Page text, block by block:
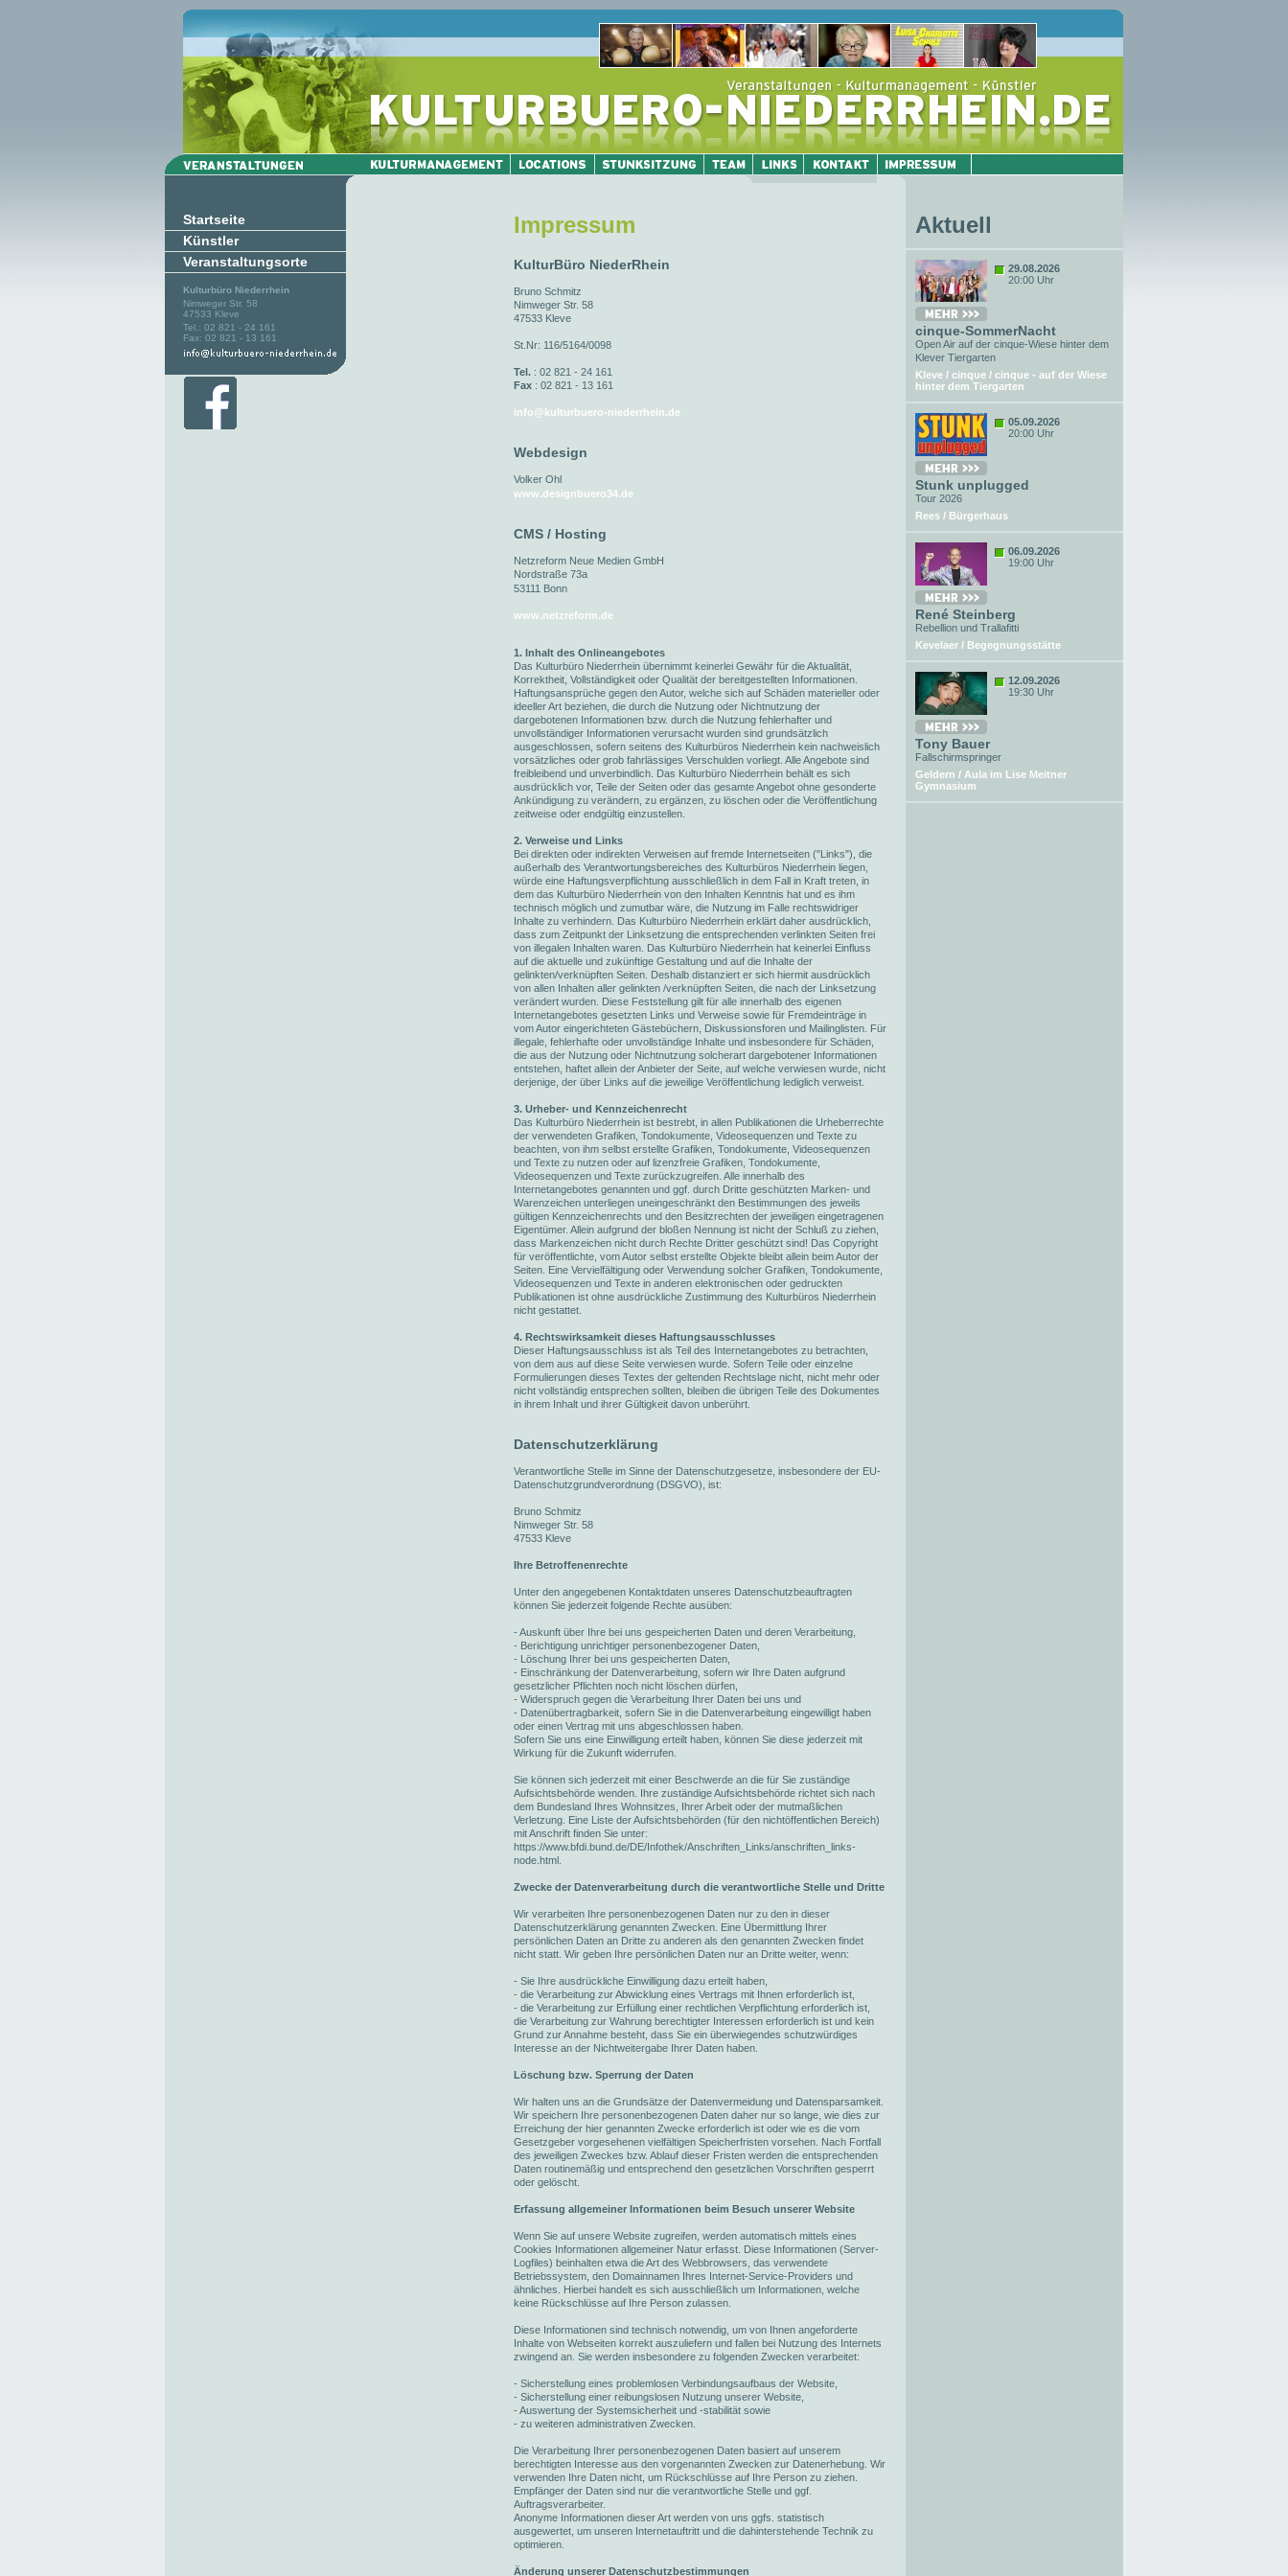
Startseite
Künstler
Veranstaltungsorte
Kulturbüro Niederrhein
Nimweger Str. 58
47533 Kleve
Tel.: 02 821 - 24 161
Fax: 02 821 - 13 161
Impressum
KulturBüro NiederRhein
Bruno Schmitz
Nimweger Str. 58
47533 Kleve
St.Nr: 116/5164/0098
Tel. : 02 821 - 24 161
Fax : 02 821 - 13 161
info@kulturbuero-niederrhein.de
Webdesign
Volker Ohl
www.designbuero34.de
CMS / Hosting
Netzreform Neue Medien GmbH
Nordstraße 73a
53111 Bonn
www.netzreform.de
1. Inhalt des Onlineangebotes
Das Kulturbüro Niederrhein übernimmt keinerlei Gewähr für die Aktualität,
Korrektheit, Vollständigkeit oder Qualität der bereitgestellten Informationen.
Haftungsansprüche gegen den Autor, welche sich auf Schäden materieller oder
ideeller Art beziehen, die durch die Nutzung oder Nichtnutzung der
dargebotenen Informationen bzw. durch die Nutzung fehlerhafter und
unvollständiger Informationen verursacht wurden sind grundsätzlich
ausgeschlossen, sofern seitens des Kulturbüros Niederrhein kein nachweislich
vorsätzliches oder grob fahrlässiges Verschulden vorliegt. Alle Angebote sind
freibleibend und unverbindlich. Das Kulturbüro Niederrhein behält es sich
ausdrücklich vor, Teile der Seiten oder das gesamte Angebot ohne gesonderte
Ankündigung zu verändern, zu ergänzen, zu löschen oder die Veröffentlichung
zeitweise oder endgültig einzustellen.
2. Verweise und Links
Bei direkten oder indirekten Verweisen auf fremde Internetseiten ("Links"), die
außerhalb des Verantwortungsbereiches des Kulturbüros Niederrhein liegen,
würde eine Haftungsverpflichtung ausschließlich in dem Fall in Kraft treten, in
dem das Kulturbüro Niederrhein von den Inhalten Kenntnis hat und es ihm
technisch möglich und zumutbar wäre, die Nutzung im Falle rechtswidriger
Inhalte zu verhindern. Das Kulturbüro Niederrhein erklärt daher ausdrücklich,
dass zum Zeitpunkt der Linksetzung die entsprechenden verlinkten Seiten frei
von illegalen Inhalten waren. Das Kulturbüro Niederrhein hat keinerlei Einfluss
auf die aktuelle und zukünftige Gestaltung und auf die Inhalte der
gelinkten/verknüpften Seiten. Deshalb distanziert er sich hiermit ausdrücklich
von allen Inhalten aller gelinkten /verknüpften Seiten, die nach der Linksetzung
verändert wurden. Diese Feststellung gilt für alle innerhalb des eigenen
Internetangebotes gesetzten Links und Verweise sowie für Fremdeinträge in
vom Autor eingerichteten Gästebüchern, Diskussionsforen und Mailinglisten. Für
illegale, fehlerhafte oder unvollständige Inhalte und insbesondere für Schäden,
die aus der Nutzung oder Nichtnutzung solcherart dargebotener Informationen
entstehen, haftet allein der Anbieter der Seite, auf welche verwiesen wurde, nicht
derjenige, der über Links auf die jeweilige Veröffentlichung lediglich verweist.
3. Urheber- und Kennzeichenrecht
Das Kulturbüro Niederrhein ist bestrebt, in allen Publikationen die Urheberrechte
der verwendeten Grafiken, Tondokumente, Videosequenzen und Texte zu
beachten, von ihm selbst erstellte Grafiken, Tondokumente, Videosequenzen
und Texte zu nutzen oder auf lizenzfreie Grafiken, Tondokumente,
Videosequenzen und Texte zurückzugreifen. Alle innerhalb des
Internetangebotes genannten und ggf. durch Dritte geschützten Marken- und
Warenzeichen unterliegen uneingeschränkt den Bestimmungen des jeweils
gültigen Kennzeichenrechts und den Besitzrechten der jeweiligen eingetragenen
Eigentümer. Allein aufgrund der bloßen Nennung ist nicht der Schluß zu ziehen,
dass Markenzeichen nicht durch Rechte Dritter geschützt sind! Das Copyright
für veröffentlichte, vom Autor selbst erstellte Objekte bleibt allein beim Autor der
Seiten. Eine Vervielfältigung oder Verwendung solcher Grafiken, Tondokumente,
Videosequenzen und Texte in anderen elektronischen oder gedruckten
Publikationen ist ohne ausdrückliche Zustimmung des Kulturbüros Niederrhein
nicht gestattet.
4. Rechtswirksamkeit dieses Haftungsausschlusses
Dieser Haftungsausschluss ist als Teil des Internetangebotes zu betrachten,
von dem aus auf diese Seite verwiesen wurde. Sofern Teile oder einzelne
Formulierungen dieses Textes der geltenden Rechtslage nicht, nicht mehr oder
nicht vollständig entsprechen sollten, bleiben die übrigen Teile des Dokumentes
in ihrem Inhalt und ihrer Gültigkeit davon unberührt.
Datenschutzerklärung
Verantwortliche Stelle im Sinne der Datenschutzgesetze, insbesondere der EU-
Datenschutzgrundverordnung (DSGVO), ist:
Bruno Schmitz
Nimweger Str. 58
47533 Kleve
Ihre Betroffenenrechte
Unter den angegebenen Kontaktdaten unseres Datenschutzbeauftragten
können Sie jederzeit folgende Rechte ausüben:
- Auskunft über Ihre bei uns gespeicherten Daten und deren Verarbeitung,
- Berichtigung unrichtiger personenbezogener Daten,
- Löschung Ihrer bei uns gespeicherten Daten,
- Einschränkung der Datenverarbeitung, sofern wir Ihre Daten aufgrund
gesetzlicher Pflichten noch nicht löschen dürfen,
- Widerspruch gegen die Verarbeitung Ihrer Daten bei uns und
- Datenübertragbarkeit, sofern Sie in die Datenverarbeitung eingewilligt haben
oder einen Vertrag mit uns abgeschlossen haben.
Sofern Sie uns eine Einwilligung erteilt haben, können Sie diese jederzeit mit
Wirkung für die Zukunft widerrufen.
Sie können sich jederzeit mit einer Beschwerde an die für Sie zuständige
Aufsichtsbehörde wenden. Ihre zuständige Aufsichtsbehörde richtet sich nach
dem Bundesland Ihres Wohnsitzes, Ihrer Arbeit oder der mutmaßlichen
Verletzung. Eine Liste der Aufsichtsbehörden (für den nichtöffentlichen Bereich)
mit Anschrift finden Sie unter:
https://www.bfdi.bund.de/DE/Infothek/Anschriften_Links/anschriften_links-
node.html.
Zwecke der Datenverarbeitung durch die verantwortliche Stelle und Dritte
Wir verarbeiten Ihre personenbezogenen Daten nur zu den in dieser
Datenschutzerklärung genannten Zwecken. Eine Übermittlung Ihrer
persönlichen Daten an Dritte zu anderen als den genannten Zwecken findet
nicht statt. Wir geben Ihre persönlichen Daten nur an Dritte weiter, wenn:
- Sie Ihre ausdrückliche Einwilligung dazu erteilt haben,
- die Verarbeitung zur Abwicklung eines Vertrags mit Ihnen erforderlich ist,
- die Verarbeitung zur Erfüllung einer rechtlichen Verpflichtung erforderlich ist,
die Verarbeitung zur Wahrung berechtigter Interessen erforderlich ist und kein
Grund zur Annahme besteht, dass Sie ein überwiegendes schutzwürdiges
Interesse an der Nichtweitergabe Ihrer Daten haben.
Löschung bzw. Sperrung der Daten
Wir halten uns an die Grundsätze der Datenvermeidung und Datensparsamkeit.
Wir speichern Ihre personenbezogenen Daten daher nur so lange, wie dies zur
Erreichung der hier genannten Zwecke erforderlich ist oder wie es die vom
Gesetzgeber vorgesehenen vielfältigen Speicherfristen vorsehen. Nach Fortfall
des jeweiligen Zweckes bzw. Ablauf dieser Fristen werden die entsprechenden
Daten routinemäßig und entsprechend den gesetzlichen Vorschriften gesperrt
oder gelöscht.
Erfassung allgemeiner Informationen beim Besuch unserer Website
Wenn Sie auf unsere Website zugreifen, werden automatisch mittels eines
Cookies Informationen allgemeiner Natur erfasst. Diese Informationen (Server-
Logfiles) beinhalten etwa die Art des Webbrowsers, das verwendete
Betriebssystem, den Domainnamen Ihres Internet-Service-Providers und
ähnliches. Hierbei handelt es sich ausschließlich um Informationen, welche
keine Rückschlüsse auf Ihre Person zulassen.
Diese Informationen sind technisch notwendig, um von Ihnen angeforderte
Inhalte von Webseiten korrekt auszuliefern und fallen bei Nutzung des Internets
zwingend an. Sie werden insbesondere zu folgenden Zwecken verarbeitet:
- Sicherstellung eines problemlosen Verbindungsaufbaus der Website,
- Sicherstellung einer reibungslosen Nutzung unserer Website,
- Auswertung der Systemsicherheit und -stabilität sowie
- zu weiteren administrativen Zwecken.
Die Verarbeitung Ihrer personenbezogenen Daten basiert auf unserem
berechtigten Interesse aus den vorgenannten Zwecken zur Datenerhebung. Wir
verwenden Ihre Daten nicht, um Rückschlüsse auf Ihre Person zu ziehen.
Empfänger der Daten sind nur die verantwortliche Stelle und ggf.
Auftragsverarbeiter.
Anonyme Informationen dieser Art werden von uns ggfs. statistisch
ausgewertet, um unseren Internetauftritt und die dahinterstehende Technik zu
optimieren.
Änderung unserer Datenschutzbestimmungen
Aktuell
29.08.2026
20:00 Uhr
cinque-SommerNacht
Open Air auf der cinque-Wiese hinter dem
Klever Tiergarten
Kleve / cinque / cinque - auf der Wiese
hinter dem Tiergarten
05.09.2026
20:00 Uhr
Stunk unplugged
Tour 2026
Rees / Bürgerhaus
06.09.2026
19:00 Uhr
René Steinberg
Rebellion und Trallafitti
Kevelaer / Begegnungsstätte
12.09.2026
19:30 Uhr
Tony Bauer
Fallschirmspringer
Geldern / Aula im Lise Meitner
Gymnasium